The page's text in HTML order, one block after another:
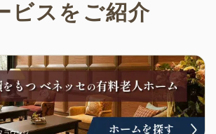
ビスをご紹介